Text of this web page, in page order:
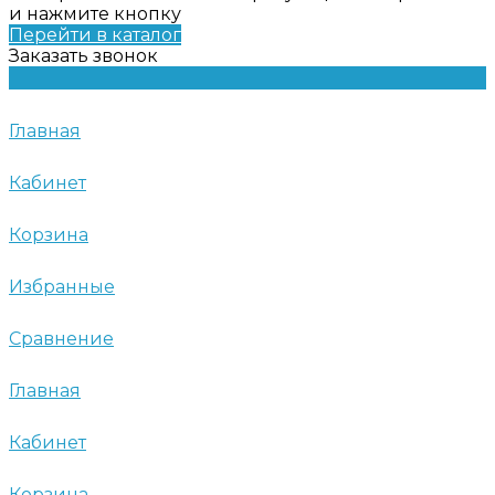
и нажмите кнопку
Перейти в каталог
Заказать звонок
Главная
Кабинет
Корзина
Избранные
Сравнение
Главная
Кабинет